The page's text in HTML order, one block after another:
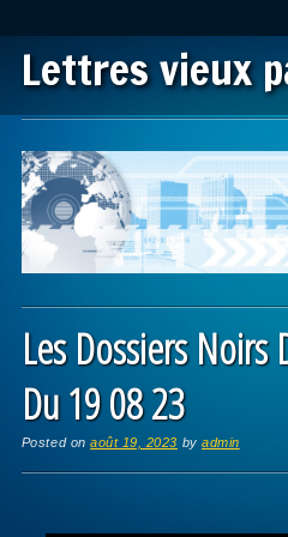
Lettres vieux
Main menu
Les Dossiers Noirs
Du 19 08 23
Posted onaoût 19, 2023 byadmin